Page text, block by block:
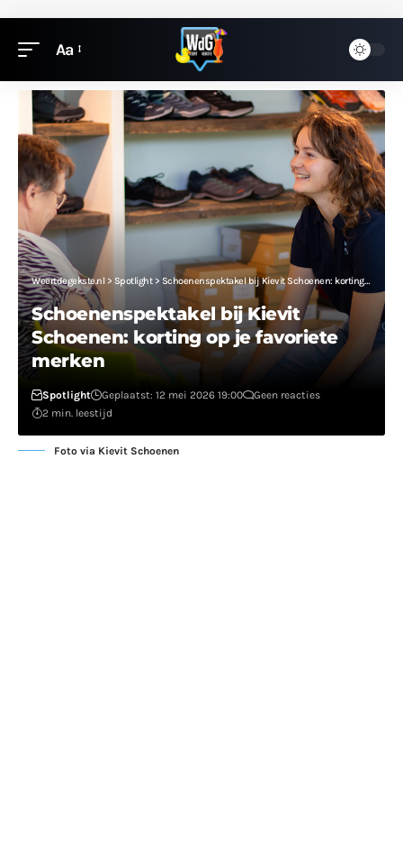
Aa
Weertdegekste.nl > Spotlight> Schoenenspektakel bij Kievit Schoenen: korting op je favoriete merken
Schoenenspektakel bij Kievit
Schoenen: korting op je favoriete
merken
Spotlight Geplaatst: 12 mei 2026 19:00
Geen reacties
2 min. leestijd
Foto via Kievit Schoenen